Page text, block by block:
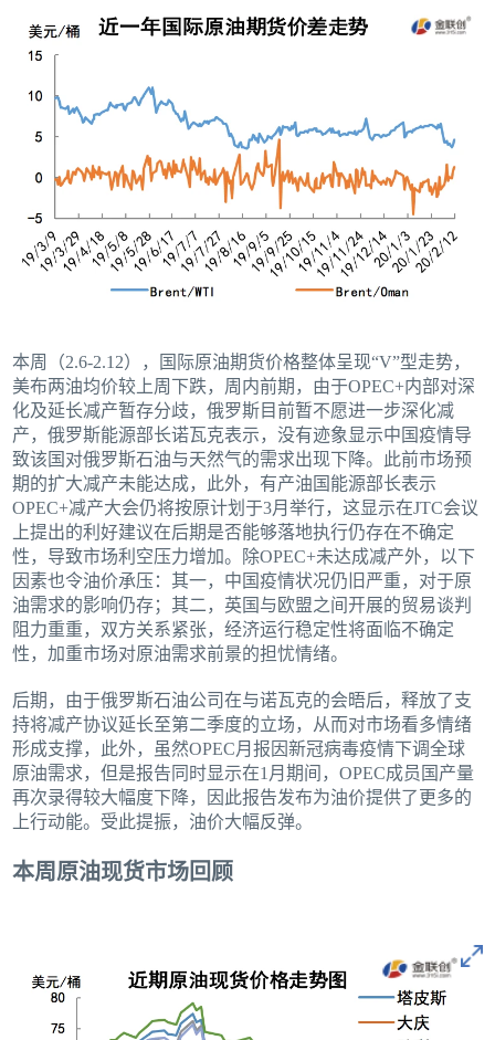
本周（2.6-2.12），国际原油期货价格整体呈现“V”型走势，
美布两油均价较上周下跌，周内前期，由于OPEC+内部对深
化及延长减产暂存分歧，俄罗斯目前暂不愿进一步深化减
产，俄罗斯能源部长诺瓦克表示，没有迹象显示中国疫情导
致该国对俄罗斯石油与天然气的需求出现下降。此前市场预
期的扩大减产未能达成，此外，有产油国能源部长表示
OPEC+减产大会仍将按原计划于3月举行，这显示在JTC会议
上提出的利好建议在后期是否能够落地执行仍存在不确定
性，导致市场利空压力增加。除OPEC+未达成减产外，以下
因素也令油价承压：其一，中国疫情状况仍旧严重，对于原
油需求的影响仍存；其二，英国与欧盟之间开展的贸易谈判
阻力重重，双方关系紧张，经济运行稳定性将面临不确定
性，加重市场对原油需求前景的担忧情绪。
后期，由于俄罗斯石油公司在与诺瓦克的会晤后，释放了支
持将减产协议延长至第二季度的立场，从而对市场看多情绪
形成支撑，此外，虽然OPEC月报因新冠病毒疫情下调全球
原油需求，但是报告同时显示在1月期间，OPEC成员国产量
再次录得较大幅度下降，因此报告发布为油价提供了更多的
上行动能。受此提振，油价大幅反弹。
本周原油现货市场回顾